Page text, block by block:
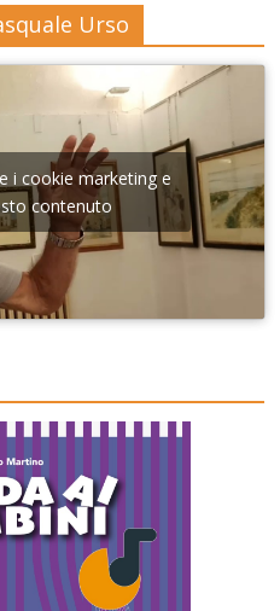
Urso
i cookie marketing e
contenuto